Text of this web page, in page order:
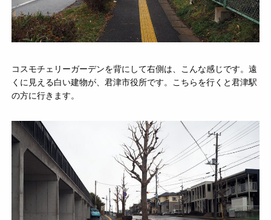
コスモチェリーガーデンを背にして右側は、こんな感じです。遠
くに見える白い建物が、君津市役所です。こちらを行くと君津駅
の方に行きます。